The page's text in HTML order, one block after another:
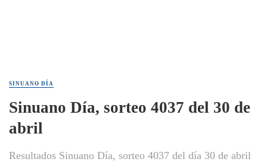
SINUANO DÍA
Sinuano Día, sorteo 4037 del 30 de
abril
Resultados Sinuano Día, sorteo 4037 del día 30 de abril